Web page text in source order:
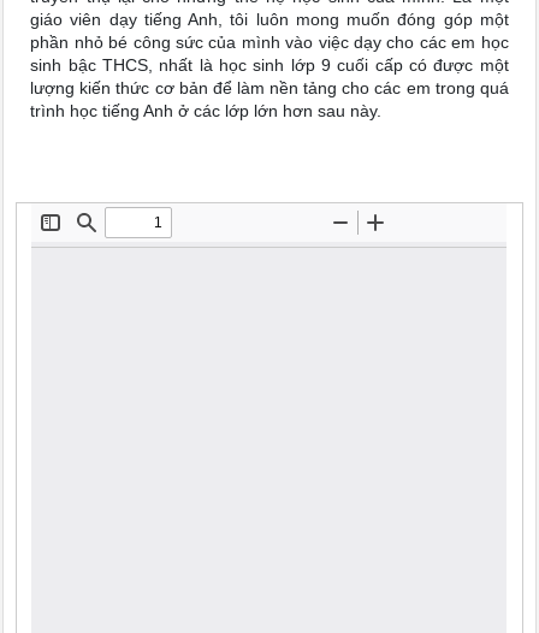
giáo viên dạy tiếng Anh, tôi luôn mong muốn đóng góp một
phần nhỏ bé công sức của mình vào việc dạy cho các em học
sinh bậc THCS, nhất là học sinh lớp 9 cuối cấp có được một
lượng kiến thức cơ bản để làm nền tảng cho các em trong quá
trình học tiếng Anh ở các lớp lớn hơn sau này.